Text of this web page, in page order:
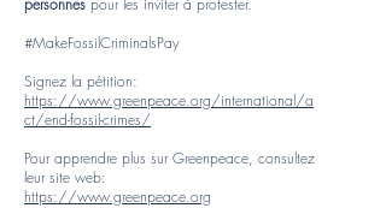
personnes pour les inviter à protester.
#MakeFossilCriminalsPay
Signez la pétition:
https://www.greenpeace.org/international/a
ct/end-fossil-crimes/
Pour apprendre plus sur Greenpeace, consultez
leur site web:
https://www.greenpeace.org